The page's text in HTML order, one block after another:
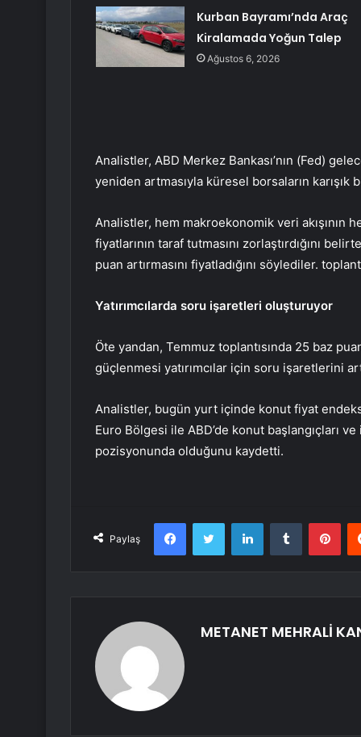
Kurban Bayramı’nda Araç
Kiralamada Yoğun Talep
Ağustos 6, 2026
Analistler, ABD Merkez Bankası’nın (Fed)
yeniden artmasıyla küresel borsaların
Analistler, hem makroekonomik veri akışının
fiyatlarının taraf tutmasını zorlaştırdığını
puan artırmasını fiyatladığını söylediler.
Yatırımcılarda soru işaretleri oluşturuyor
Öte yandan, Temmuz toplantısında 25 baz
güçlenmesi yatırımcılar için soru işaretlerini
Analistler, bugün yurt içinde konut fiyat
Euro Bölgesi ile ABD’de konut başlangıçları
pozisyonunda olduğunu kaydetti.
Paylaş
FacebookTwitter LinkedInTumblr
METANET MEHRALİ